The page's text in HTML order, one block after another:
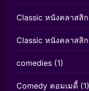
Classic หนังคลาสสิก
Classic หนังคลาสสิก
comedies (1)
Comedy คอมเมดี้ (1)